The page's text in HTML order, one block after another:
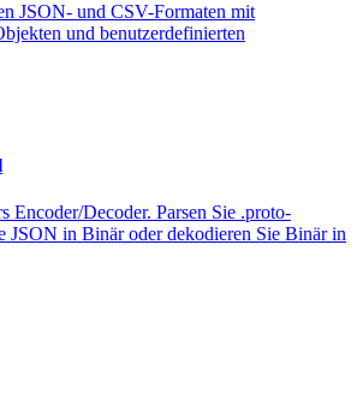
JSON- und CSV-Formaten mit
und benutzerdefinierten
Encoder/Decoder. Parsen Sie .proto-
JSON in Binär oder dekodieren Sie Binär in